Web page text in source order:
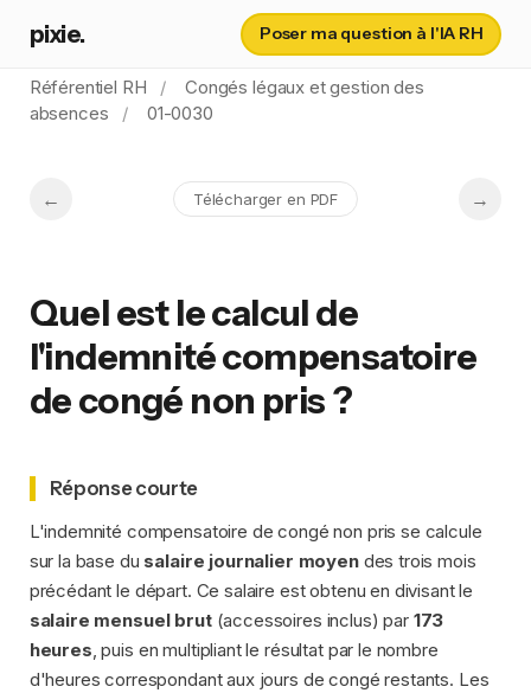
pixie. Poser ma question à l'IA RH
Référentiel RH
Congés légaux et gestion des
absences
01-0030
Télécharger en PDF
Quel est le calcul de
l'indemnité compensatoire
de congé non pris ?
Réponse courte
L'indemnité compensatoire de congé non pris se calcule
sur la base du salaire journalier moyendes trois mois
précédant le départ. Ce salaire est obtenu en divisant le
salaire mensuel brut(accessoires inclus) par 173
heures , puis en multipliant le résultat par le nombre
d'heures correspondant aux jours de congé restants. Les